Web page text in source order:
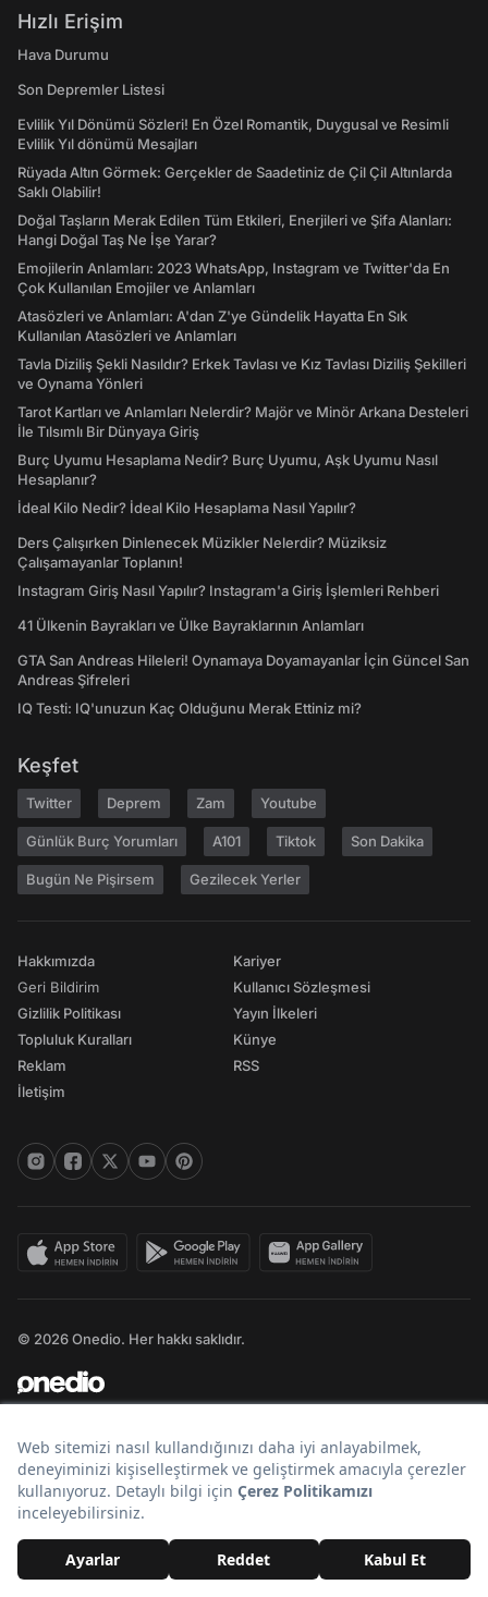
Hızlı Erişim
Hava Durumu
Son Depremler Listesi
Evlilik Yıl Dönümü Sözleri! En Özel Romantik, Duygusal ve Resimli
Evlilik Yıl dönümü Mesajları
Rüyada Altın Görmek: Gerçekler de Saadetiniz de Çil Çil Altınlarda
Saklı Olabilir!
Doğal Taşların Merak Edilen Tüm Etkileri, Enerjileri ve Şifa Alanları:
Hangi Doğal Taş Ne İşe Yarar?
Emojilerin Anlamları: 2023 WhatsApp, Instagram ve Twitter'da En
Çok Kullanılan Emojiler ve Anlamları
Atasözleri ve Anlamları: A'dan Z'ye Gündelik Hayatta En Sık
Kullanılan Atasözleri ve Anlamları
Tavla Diziliş Şekli Nasıldır? Erkek Tavlası ve Kız Tavlası Diziliş Şekilleri
ve Oynama Yönleri
Tarot Kartları ve Anlamları Nelerdir? Majör ve Minör Arkana Desteleri
İle Tılsımlı Bir Dünyaya Giriş
Burç Uyumu Hesaplama Nedir? Burç Uyumu, Aşk Uyumu Nasıl
Hesaplanır?
İdeal Kilo Nedir? İdeal Kilo Hesaplama Nasıl Yapılır?
Ders Çalışırken Dinlenecek Müzikler Nelerdir? Müziksiz
Çalışamayanlar Toplanın!
Instagram Giriş Nasıl Yapılır? Instagram'a Giriş İşlemleri Rehberi
41 Ülkenin Bayrakları ve Ülke Bayraklarının Anlamları
GTA San Andreas Hileleri! Oynamaya Doyamayanlar İçin Güncel San
Andreas Şifreleri
IQ Testi: IQ'unuzun Kaç Olduğunu Merak Ettiniz mi?
Keşfet
Twitter Deprem Zam Youtube
Günlük Burç Yorumları A101 Tiktok Son Dakika
Bugün Ne Pişirsem Gezilecek Yerler
Hakkımızda
Geri Bildirim
Gizlilik Politikası
Topluluk Kuralları
Reklam
İletişim
Kariyer
Kullanıcı Sözleşmesi
Yayın İlkeleri
Künye
RSS
© 2026 Onedio. Her hakkı saklıdır.
Bir markasıdır.